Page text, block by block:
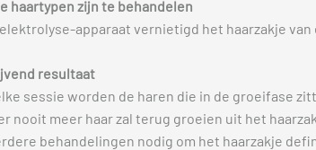
haartypen zijn te behandelen
apparaat vernietigd het haarzakje van
resultaat
sessie worden de haren die in de groeifase
nooit meer haar zal terug groeien uit het
behandelingen nodig om het haarzakje